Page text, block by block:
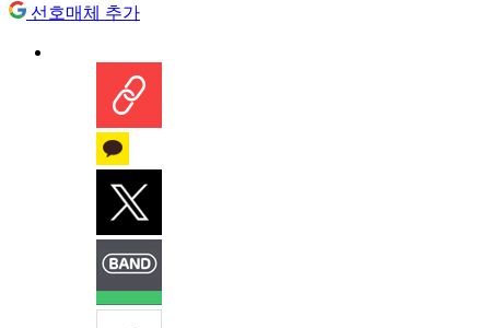
선호매체 추가